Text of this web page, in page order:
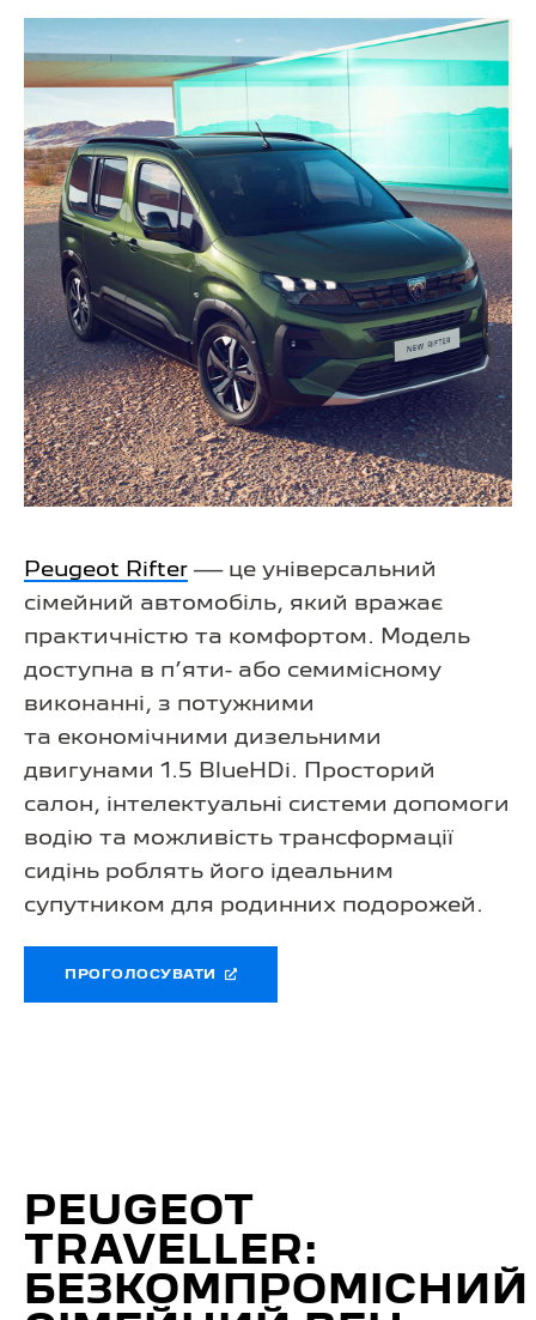
Peugeot Rifter — це універсальний
сімейний автомобіль, який вражає
практичністю та комфортом. Модель
доступна в п’яти- або семимісному
виконанні, з потужними
та економічними дизельними
двигунами 1.5 BlueHDi. Просторий
салон, інтелектуальні системи допомоги
водію та можливість трансформації
сидінь роблять його ідеальним
супутником для родинних подорожей.
ПРОГОЛОСУВАТИ
PEUGEOT
TRAVELLER:
БЕЗКОМПРОМІСНИЙ